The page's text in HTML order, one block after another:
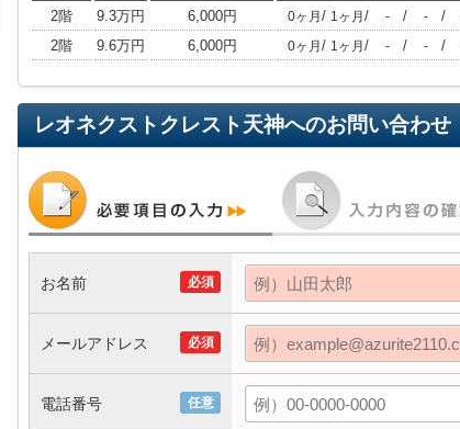
2階
9.3万円 6,000円 0ヶ月 / 1ヶ月 / - / - /
2階
9.6万円 6,000円 0ヶ月 / 1ヶ月 / - / - /
レオネクストクレスト天神へのお問い合わせ
必須
お名前
必須
メールアドレス
任意
電話番号